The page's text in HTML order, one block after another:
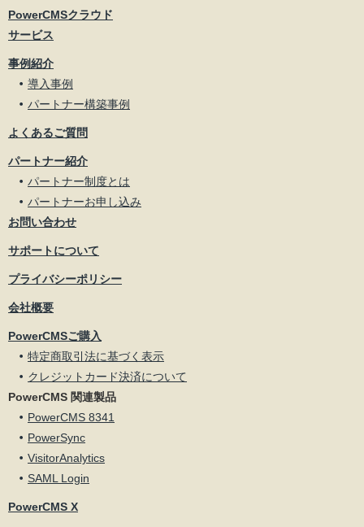
PowerCMSクラウド
サービス
事例紹介
導入事例
パートナー構築事例
よくあるご質問
パートナー紹介
パートナー制度とは
パートナーお申し込み
お問い合わせ
サポートについて
プライバシーポリシー
会社概要
PowerCMSご購入
特定商取引法に基づく表示
クレジットカード決済について
PowerCMS 関連製品
PowerCMS 8341
PowerSync
VisitorAnalytics
SAML Login
PowerCMS X